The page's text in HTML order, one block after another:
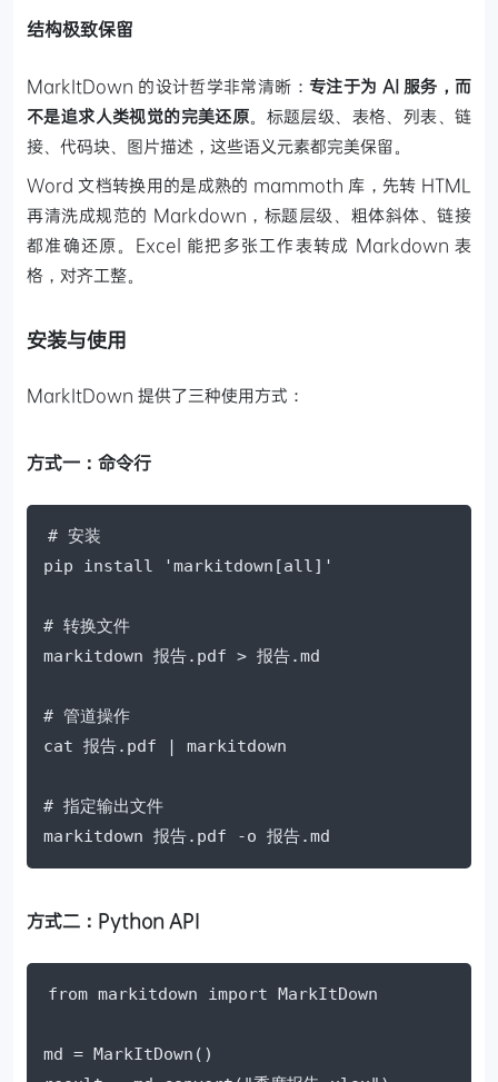
结构极致保留
MarkItDown 的设计哲学非常清晰： 专注于为 AI 服务，而
不是追求人类视觉的完美还原。标题层级、表格、列表、链
接、代码块、图片描述，这些语义元素都完美保留。
Word 文档转换用的是成熟的 mammoth 库，先转 HTML
再清洗成规范的 Markdown，标题层级、粗体斜体、链接
都准确还原。Excel 能把多张工作表转成 Markdown 表
格，对齐工整。
安装与使用
MarkItDown 提供了三种使用方式：
方式一：命令行
# 安装
pip install 'markitdown[all]'
# 转换文件
markitdown 报告.pdf > 报告.md
# 管道操作
cat 报告.pdf | markitdown
# 指定输出文件
markitdown 报告.pdf -o 报告.md
方式二：Python API
from markitdown import MarkItDown
md = MarkItDown()